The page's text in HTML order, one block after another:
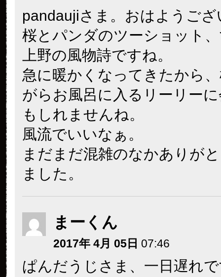
pandaujiさま。おはようござ
桜とパンダのツーショット
上野の風物詩ですね。
急に暖かくなってきたから
がらお風呂に入るリーリー
もしれませんね。
風流でいいなぁ。
まだまだ混雑のなかありが
ました。
まーくん
2017年 4月 05日 07:46
ぱんだうじさま、一日遅れ